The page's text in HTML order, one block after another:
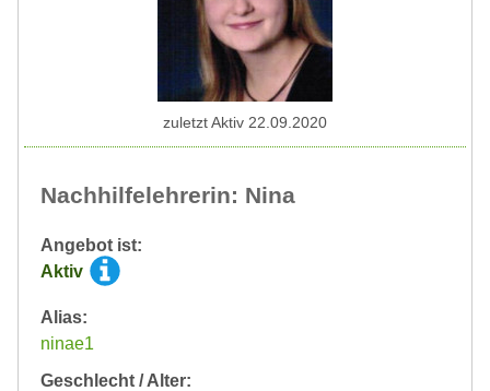
Nachhilfelehrerin: Nina
Angebot ist:
Aktiv
Alias:
ninae1
Geschlecht / Alter:
zuletzt Aktiv 22.09.2020